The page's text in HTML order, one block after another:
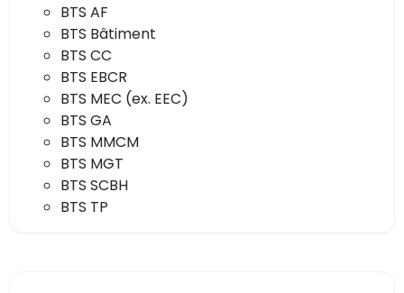
BTS AF
BTS Bâtiment
BTS CC
BTS EBCR
BTS MEC (ex. EEC)
BTS GA
BTS MMCM
BTS MGT
BTS SCBH
BTS TP